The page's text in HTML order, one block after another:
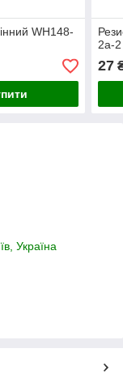
WH148-
2a-
27
Україна